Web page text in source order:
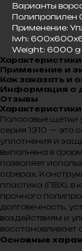
Варианты
Полипропилен
Применение:
lwh:
Weight: 6000 g
Характеристики
Применение и
Как заказать и
Информация о
Отзывы
Характеристики
Полосовые щетки
серия 1310 — это
уплотнения и
выполнена в
позволяет
сферах.
пластика (ПВХ), в
прочного
долговечность,
воздействиям и
Основные